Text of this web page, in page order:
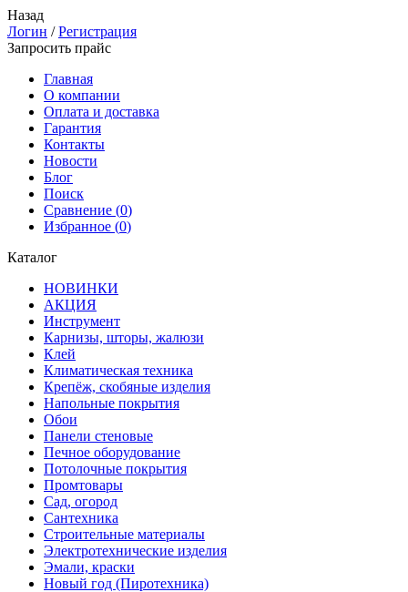
Назад
Логин /Регистрация
Запросить прайс
Главная
О компании
Оплата и доставка
Гарантия
Контакты
Новости
Блог
Поиск
Сравнение (0)
Избранное (0)
Каталог
НОВИНКИ
АКЦИЯ
Инструмент
Карнизы, шторы, жалюзи
Клей
Климатическая техника
Крепёж, скобяные изделия
Напольные покрытия
Обои
Панели стеновые
Печное оборудование
Потолочные покрытия
Промтовары
Сад, огород
Сантехника
Строительные материалы
Электротехнические изделия
Эмали, краски
Новый год (Пиротехника)